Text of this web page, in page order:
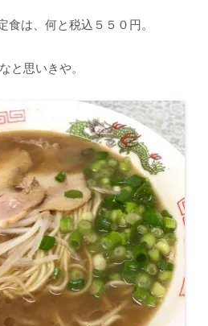
は、何と税込５５０円。
と思いきや。